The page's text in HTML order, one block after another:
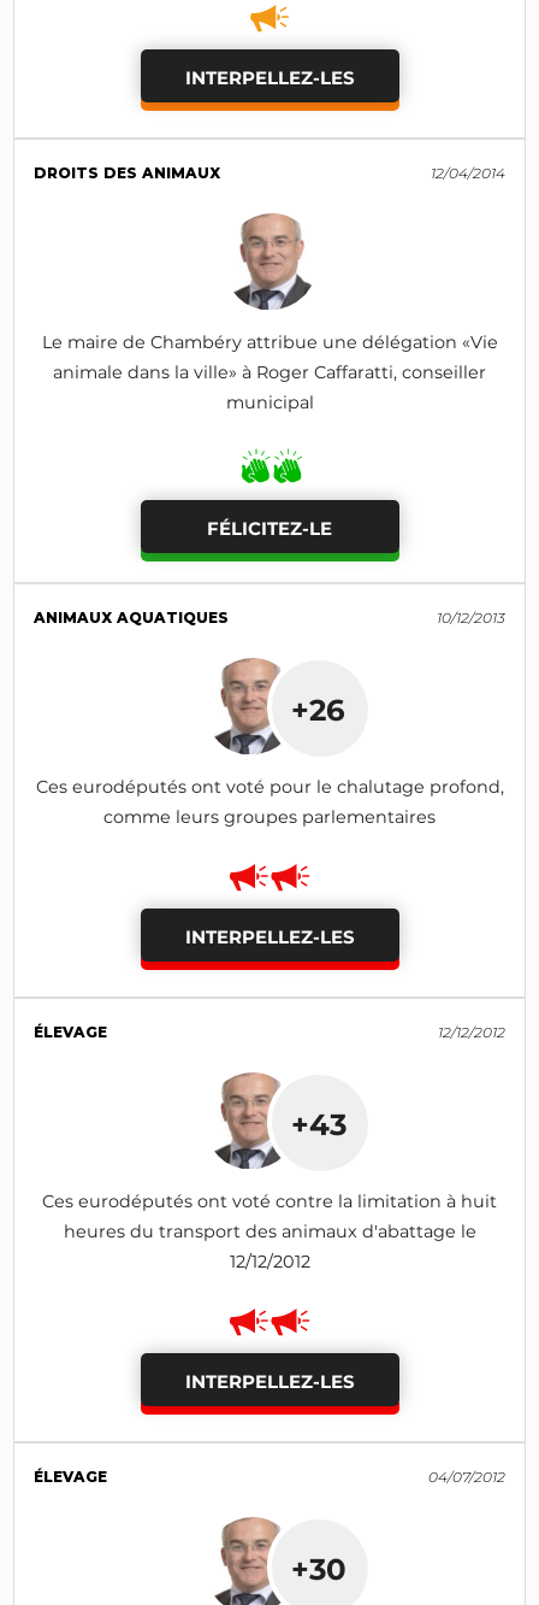
INTERPELLEZ-LES
DROITS DES ANIMAUX 12/04/2014
Le maire de Chambéry attribue une délégation «Vie
animale dans la ville» à Roger Caffaratti, conseiller
municipal
FÉLICITEZ-LE
ANIMAUX AQUATIQUES 10/12/2013
+26
Ces eurodéputés ont voté pour le chalutage profond,
comme leurs groupes parlementaires
INTERPELLEZ-LES
ÉLEVAGE 12/12/2012
+43
Ces eurodéputés ont voté contre la limitation à huit
heures du transport des animaux d'abattage le
12/12/2012
INTERPELLEZ-LES
ÉLEVAGE 04/07/2012
+30